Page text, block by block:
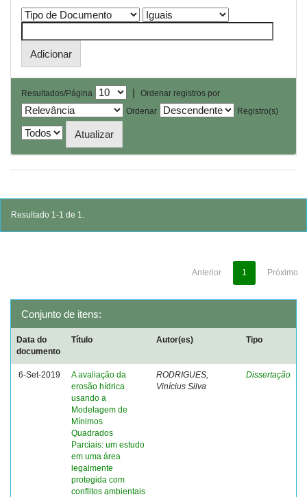
Resultados/Página |
Ordenar registros por
Ordenar
Registro(s)
Resultado 1-1 de 1.
Anterior 1 Próximo
Conjunto de itens:
Data do
documento
Título Autor(es) Tipo
6-Set-2019
A avaliação da
erosão hídrica
usando a
Modelagem de
Mínimos
Quadrados
Parciais: um estudo
em uma área
legalmente
protegida com
conflitos ambientais
RODRIGUES,
Vinícius Silva
Dissertação